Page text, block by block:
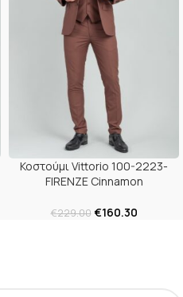
Κοστούμι Vittorio 100-2223-
FIRENZE Cinnamon
€229.00 €160.30